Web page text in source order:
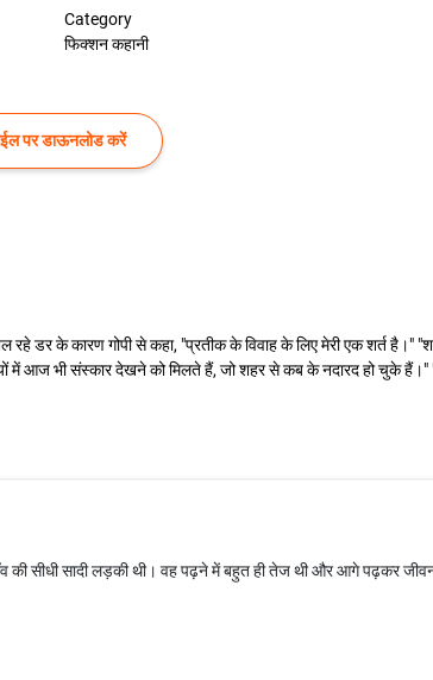
Category
फिक्शन कहानी
पर डाऊनलोड करें
डर के कारण गोपी से कहा, "प्रतीक के विवाह के लिए मेरी एक शर्त है।"
में आज भी संस्कार देखने को मिलते हैं, जो शहर से कब के नदारद हो चुके
की सीधी सादी लड़की थी। वह पढ़ने में बहुत ही तेज थी और आगे पढ़कर